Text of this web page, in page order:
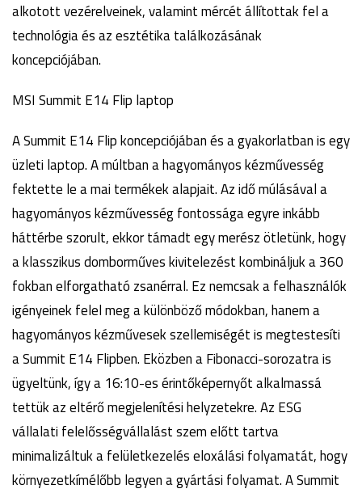
alkotott vezérelveinek, valamint mércét állítottak fel a
technológia és az esztétika találkozásának
koncepciójában.
MSI Summit E14 Flip laptop
A Summit E14 Flip koncepciójában és a gyakorlatban is egy
üzleti laptop. A múltban a hagyományos kézművesség
fektette le a mai termékek alapjait. Az idő múlásával a
hagyományos kézművesség fontossága egyre inkább
háttérbe szorult, ekkor támadt egy merész ötletünk, hogy
a klasszikus domborműves kivitelezést kombináljuk a 360
fokban elforgatható zsanérral. Ez nemcsak a felhasználók
igényeinek felel meg a különböző módokban, hanem a
hagyományos kézművesek szellemiségét is megtestesíti
a Summit E14 Flipben. Eközben a Fibonacci-sorozatra is
ügyeltünk, így a 16:10-es érintőképernyőt alkalmassá
tettük az eltérő megjelenítési helyzetekre. Az ESG
vállalati felelősségvállalást szem előtt tartva
minimalizáltuk a felületkezelés eloxálási folyamatát, hogy
környezetkímélőbb legyen a gyártási folyamat. A Summit